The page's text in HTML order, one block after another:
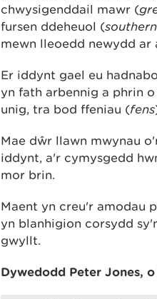
chwysigenddail mawr (
fursen ddeheuol (
mewn lleoedd newydd ar
Er iddynt gael eu
yn fath arbennig a phrin
unig, tra bod ffeniau (fens
Mae dŵr llawn mwynau
iddynt, a'r cymysgedd
mor brin.
Maent yn creu'r amodau
yn blanhigion corsydd
gwyllt.
Dywedodd Peter Jones,